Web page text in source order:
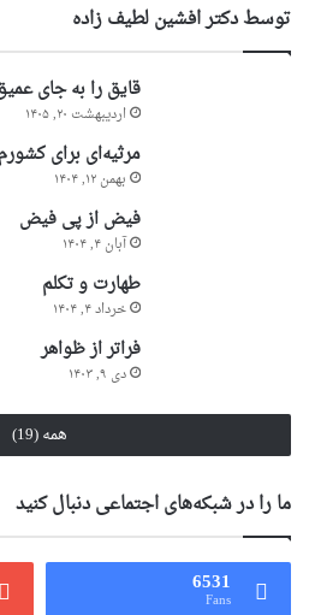
توسط دكتر افشين لطيف زاده
قایق را به جای
اردیبهشت ۲۰, ۱۴۰۵
مرثیه‌ای برای کشورم
بهمن ۱۲, ۱۴۰۴
فیض از پی فیض
آبان ۴, ۱۴۰۴
طهارت و تکلم
خرداد ۴, ۱۴۰۴
فراتر از ظواهر
دی ۹, ۱۴۰۳
همه (19)
ما را در شبکه‌های اجتماعی دنبال کنید
6531
Fans